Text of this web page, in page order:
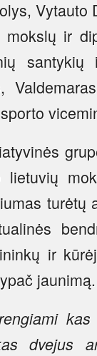
ir
turėtų
ir
jaunimą.
dvejus